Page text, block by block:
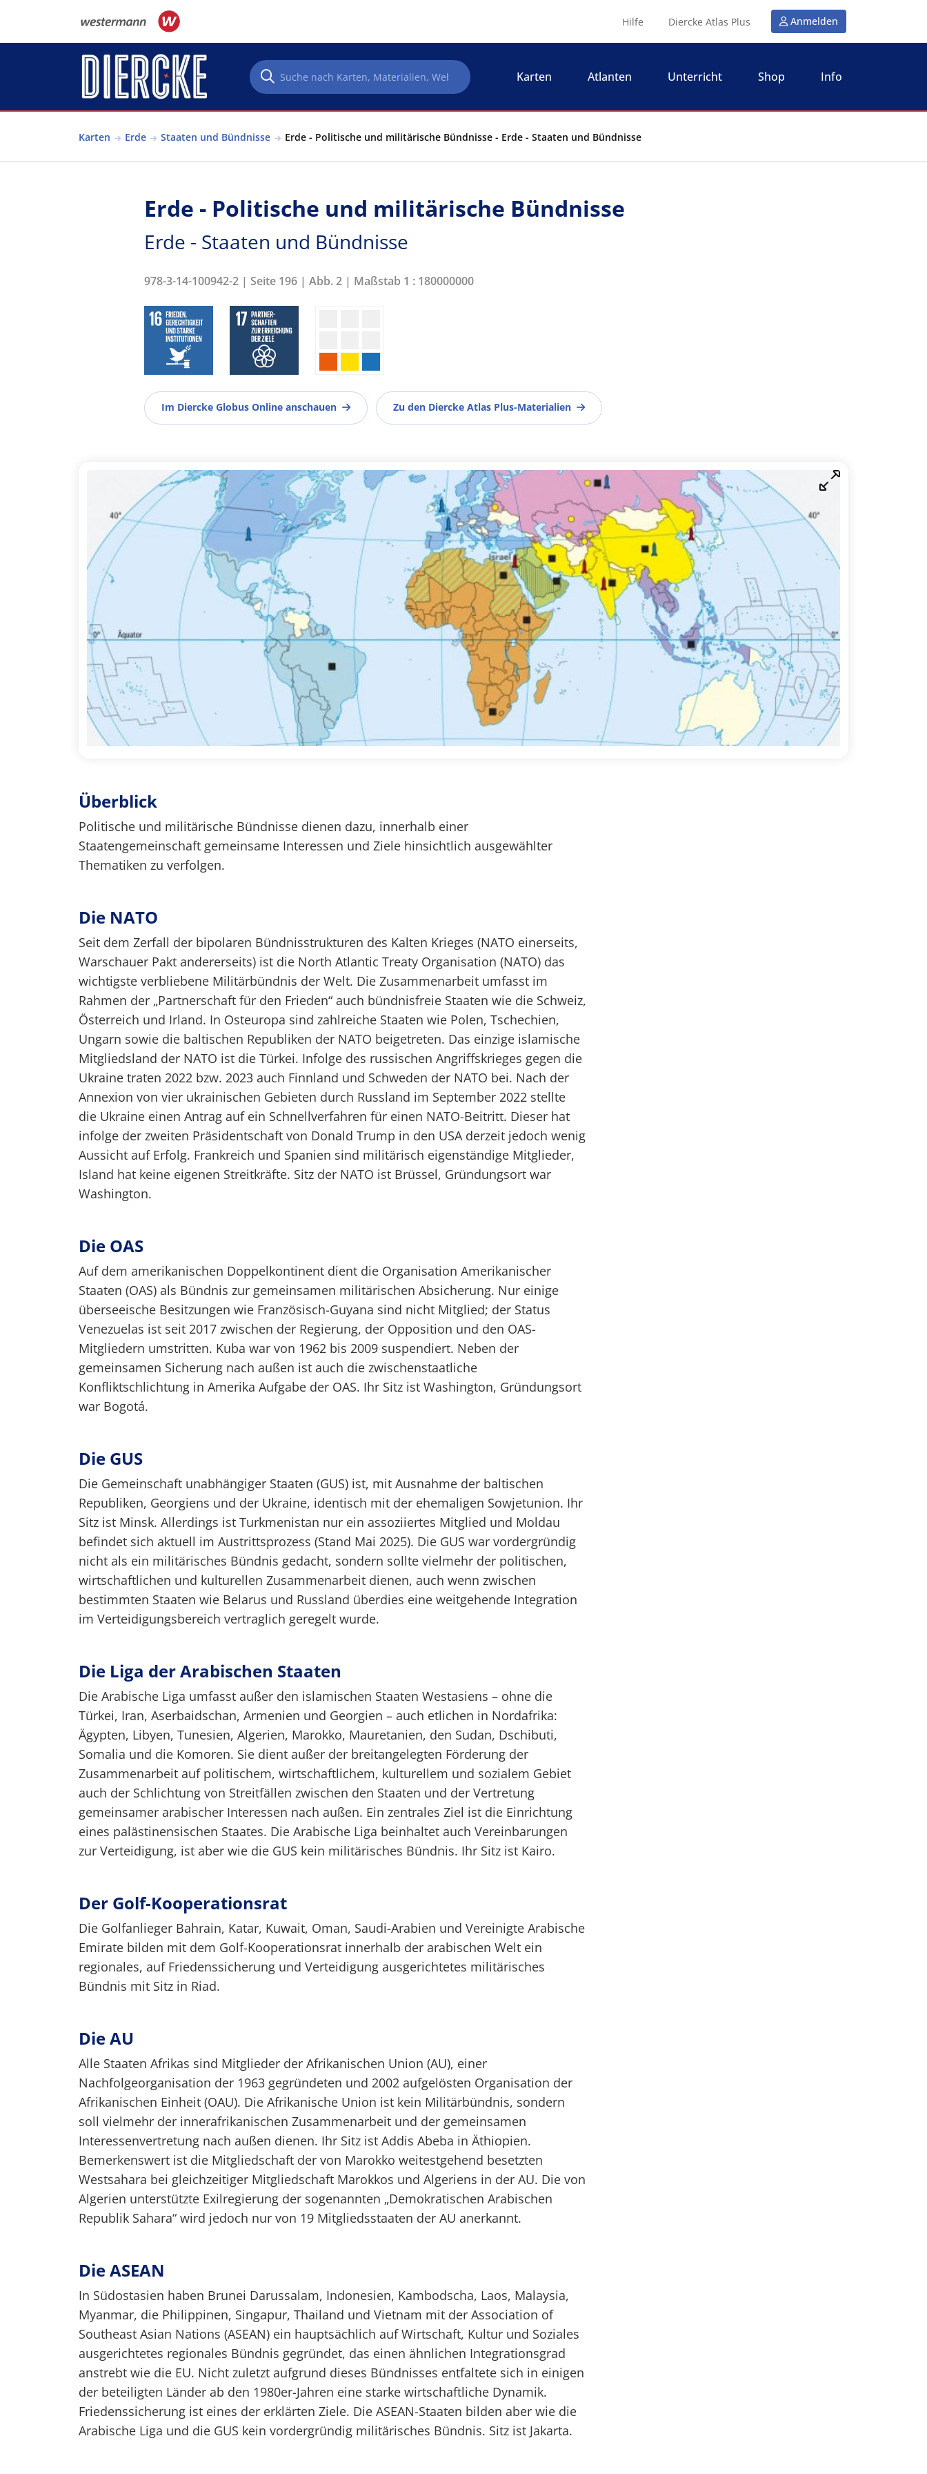
Hilfe Diercke Atlas Plus Anmelden
Karten Atlanten Unterricht Shop Info
Karten Erde Staaten und Bündnisse Erde - Politische und militärische Bündnisse - Erde - Staaten und Bündnisse
Erde - Politische und militärische Bündnisse
Erde - Staaten und Bündnisse
978-3-14-100942-2 | Seite 196 | Abb. 2 | Maßstab 1 : 180000000
Im Diercke Globus Online anschauen Zu den Diercke Atlas Plus-Materialien
Überblick
Politische und militärische Bündnisse dienen dazu, innerhalb einer
Staatengemeinschaft gemeinsame Interessen und Ziele hinsichtlich ausgewählter
Thematiken zu verfolgen.
Die NATO
Seit dem Zerfall der bipolaren Bündnisstrukturen des Kalten Krieges (NATO einerseits,
Warschauer Pakt andererseits) ist die North Atlantic Treaty Organisation (NATO) das
wichtigste verbliebene Militärbündnis der Welt. Die Zusammenarbeit umfasst im
Rahmen der „Partnerschaft für den Frieden“ auch bündnisfreie Staaten wie die Schweiz,
Österreich und Irland. In Osteuropa sind zahlreiche Staaten wie Polen, Tschechien,
Ungarn sowie die baltischen Republiken der NATO beigetreten. Das einzige islamische
Mitgliedsland der NATO ist die Türkei. Infolge des russischen Angriffskrieges gegen die
Ukraine traten 2022 bzw. 2023 auch Finnland und Schweden der NATO bei. Nach der
Annexion von vier ukrainischen Gebieten durch Russland im September 2022 stellte
die Ukraine einen Antrag auf ein Schnellverfahren für einen NATO-Beitritt. Dieser hat
infolge der zweiten Präsidentschaft von Donald Trump in den USA derzeit jedoch wenig
Aussicht auf Erfolg. Frankreich und Spanien sind militärisch eigenständige Mitglieder,
Island hat keine eigenen Streitkräfte. Sitz der NATO ist Brüssel, Gründungsort war
Washington.
Die OAS
Auf dem amerikanischen Doppelkontinent dient die Organisation Amerikanischer
Staaten (OAS) als Bündnis zur gemeinsamen militärischen Absicherung. Nur einige
überseeische Besitzungen wie Französisch-Guyana sind nicht Mitglied; der Status
Venezuelas ist seit 2017 zwischen der Regierung, der Opposition und den OAS-
Mitgliedern umstritten. Kuba war von 1962 bis 2009 suspendiert. Neben der
gemeinsamen Sicherung nach außen ist auch die zwischenstaatliche
Konfliktschlichtung in Amerika Aufgabe der OAS. Ihr Sitz ist Washington, Gründungsort
war Bogotá.
Die GUS
Die Gemeinschaft unabhängiger Staaten (GUS) ist, mit Ausnahme der baltischen
Republiken, Georgiens und der Ukraine, identisch mit der ehemaligen Sowjetunion. Ihr
Sitz ist Minsk. Allerdings ist Turkmenistan nur ein assoziiertes Mitglied und Moldau
befindet sich aktuell im Austrittsprozess (Stand Mai 2025). Die GUS war vordergründig
nicht als ein militärisches Bündnis gedacht, sondern sollte vielmehr der politischen,
wirtschaftlichen und kulturellen Zusammenarbeit dienen, auch wenn zwischen
bestimmten Staaten wie Belarus und Russland überdies eine weitgehende Integration
im Verteidigungsbereich vertraglich geregelt wurde.
Die Liga der Arabischen Staaten
Die Arabische Liga umfasst außer den islamischen Staaten Westasiens – ohne die
Türkei, Iran, Aserbaidschan, Armenien und Georgien – auch etlichen in Nordafrika:
Ägypten, Libyen, Tunesien, Algerien, Marokko, Mauretanien, den Sudan, Dschibuti,
Somalia und die Komoren. Sie dient außer der breitangelegten Förderung der
Zusammenarbeit auf politischem, wirtschaftlichem, kulturellem und sozialem Gebiet
auch der Schlichtung von Streitfällen zwischen den Staaten und der Vertretung
gemeinsamer arabischer Interessen nach außen. Ein zentrales Ziel ist die Einrichtung
eines palästinensischen Staates. Die Arabische Liga beinhaltet auch Vereinbarungen
zur Verteidigung, ist aber wie die GUS kein militärisches Bündnis. Ihr Sitz ist Kairo.
Der Golf-Kooperationsrat
Die Golfanlieger Bahrain, Katar, Kuwait, Oman, Saudi-Arabien und Vereinigte Arabische
Emirate bilden mit dem Golf-Kooperationsrat innerhalb der arabischen Welt ein
regionales, auf Friedenssicherung und Verteidigung ausgerichtetes militärisches
Bündnis mit Sitz in Riad.
Die AU
Alle Staaten Afrikas sind Mitglieder der Afrikanischen Union (AU), einer
Nachfolgeorganisation der 1963 gegründeten und 2002 aufgelösten Organisation der
Afrikanischen Einheit (OAU). Die Afrikanische Union ist kein Militärbündnis, sondern
soll vielmehr der innerafrikanischen Zusammenarbeit und der gemeinsamen
Interessenvertretung nach außen dienen. Ihr Sitz ist Addis Abeba in Äthiopien.
Bemerkenswert ist die Mitgliedschaft der von Marokko weitestgehend besetzten
Westsahara bei gleichzeitiger Mitgliedschaft Marokkos und Algeriens in der AU. Die von
Algerien unterstützte Exilregierung der sogenannten „Demokratischen Arabischen
Republik Sahara“ wird jedoch nur von 19 Mitgliedsstaaten der AU anerkannt.
Die ASEAN
In Südostasien haben Brunei Darussalam, Indonesien, Kambodscha, Laos, Malaysia,
Myanmar, die Philippinen, Singapur, Thailand und Vietnam mit der Association of
Southeast Asian Nations (ASEAN) ein hauptsächlich auf Wirtschaft, Kultur und Soziales
ausgerichtetes regionales Bündnis gegründet, das einen ähnlichen Integrationsgrad
anstrebt wie die EU. Nicht zuletzt aufgrund dieses Bündnisses entfaltete sich in einigen
der beteiligten Länder ab den 1980er-Jahren eine starke wirtschaftliche Dynamik.
Friedenssicherung ist eines der erklärten Ziele. Die ASEAN-Staaten bilden aber wie die
Arabische Liga und die GUS kein vordergründig militärisches Bündnis. Sitz ist Jakarta.